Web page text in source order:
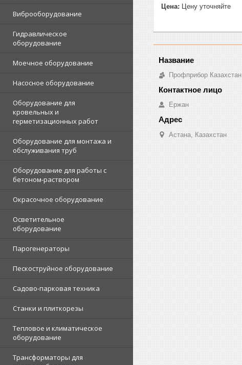
Виброоборудование
Гидравлическое
оборудование
Моечное оборудование
Насосное оборудование
Оборудование для
кровельных и
герметизационных работ
Оборудование для монтажа и
обслуживания труб
Оборудование для работы с
бетоном-раствором
Окрасочное оборудование
Осветительное
оборудование
Парогенераторы
Пескоструйное оборудование
Садово-парковая техника
Станки и плиткорезы
Тепловое и климатическое
оборудование
Трансформаторы для
Цена: Цену уточняйте
Профприбор Казахстан
Ержан
Астана, Казахстан